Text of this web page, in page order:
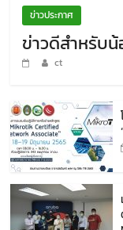
ข่าวประกาศ
ข่าวดีสำหรับ
ct